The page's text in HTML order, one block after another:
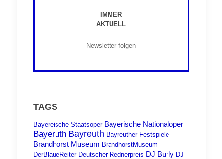
IMMER
AKTUELL
Newsletter folgen
TAGS
Bayereische Staatsoper Bayerische Nationaloper
Bayeruth Bayreuth Bayreuther Festspiele
Brandhorst Museum BrandhorstMuseum
DerBlaueReiter Deutscher Rednerpreis DJ Burly DJ